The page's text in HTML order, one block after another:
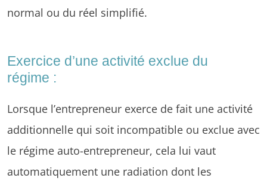
normal ou du réel simplifié.
Exercice d’une activité exclue du
régime :
Lorsque l’entrepreneur exerce de fait une activité
additionnelle qui soit incompatible ou exclue avec
le régime auto-entrepreneur, cela lui vaut
automatiquement une radiation dont les